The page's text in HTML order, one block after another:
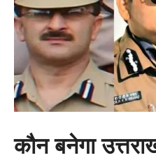
कौन बनेगा